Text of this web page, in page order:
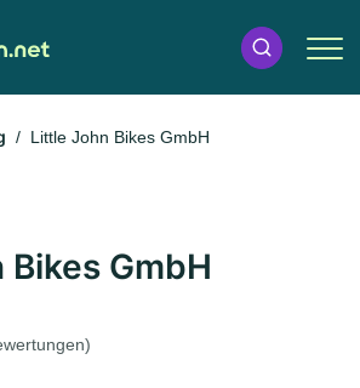
Little John Bikes GmbH
GmbH